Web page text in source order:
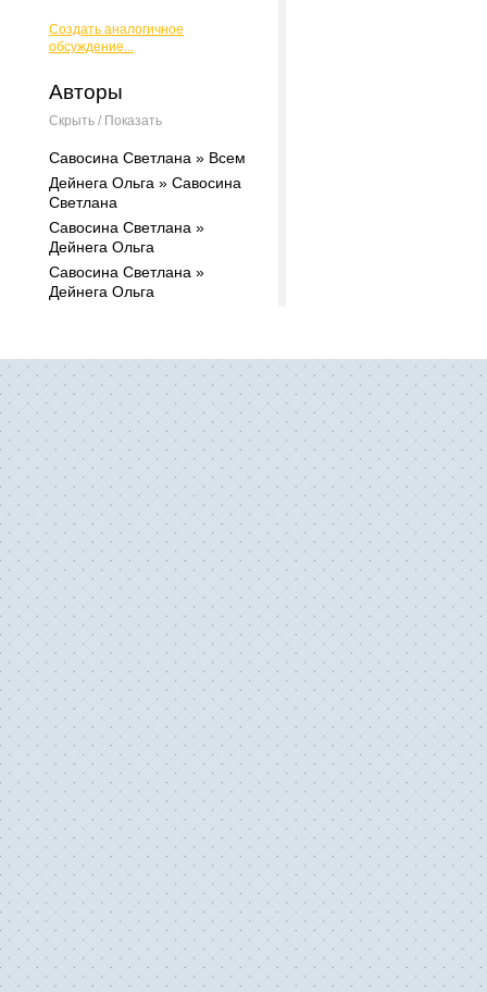
Создать аналогичное
обсуждение...
Авторы
Скрыть / Показать
Савосина Светлана » Всем
Дейнега Ольга » Савосина
Светлана
Савосина Светлана »
Дейнега Ольга
Савосина Светлана »
Дейнега Ольга